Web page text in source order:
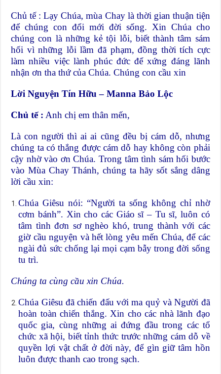
Chủ tế : Lạy Chúa, mùa Chay là thời gian thuận tiện
để chúng con đổi mới đời sống. Xin Chúa cho
chúng con là những kẻ tội lỗi, biết thành tâm sám
hối vì những lỗi lầm đã phạm, đồng thời tích cực
làm nhiều việc lành phúc đức để xứng đáng lãnh
nhận ơn tha thứ của Chúa. Chúng con cầu xin
Lời Nguyện Tín Hữu – Manna Bảo Lộc
Chủ tế : Anh chị em thân mến,
Là con người thì ai ai cũng đều bị cám dỗ, nhưng
chúng ta có thắng được cám dỗ hay không còn phải
cậy nhờ vào ơn Chúa. Trong tâm tình sám hối bước
vào Mùa Chay Thánh, chúng ta hãy sốt sắng dâng
lời cầu xin:
Chúa Giêsu nói: “Người ta sống không chỉ nhờ
cơm bánh”. Xin cho các Giáo sĩ – Tu sĩ, luôn có
tâm tình đơn sơ nghèo khó, trung thành với các
giờ cầu nguyện và hết lòng yêu mến Chúa, để các
ngài đủ sức chống lại mọi cạm bẫy trong đời sống
tu trì.
Chúng ta cùng cầu xin Chúa.
Chúa Giêsu đã chiến đấu với ma quỷ và Người đã
hoàn toàn chiến thắng. Xin cho các nhà lãnh đạo
quốc gia, cùng những ai đứng đầu trong các tổ
chức xã hội, biết tỉnh thức trước những cám dỗ về
quyền lợi vật chất ở đời này, để gìn giữ tâm hồn
luôn được thanh cao trong sạch.